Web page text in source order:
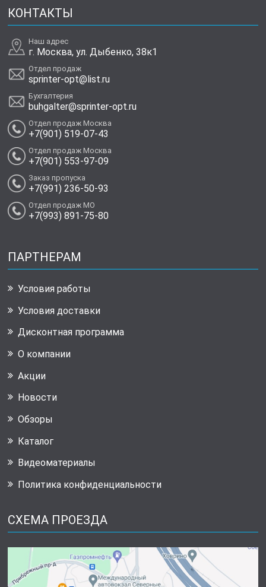
КОНТАКТЫ
Наш адрес
г. Москва, ул. Дыбенко, 38к1
Отдел продаж
sprinter-opt@list.ru
Бухгалтерия
buhgalter@sprinter-opt.ru
Отдел продаж Москва
+7(901) 519-07-43
Отдел продаж Москва
+7(901) 553-97-09
Заказ пропуска
+7(991) 236-50-93
Отдел продаж МО
+7(993) 891-75-80
ПАРТНЕРАМ
Условия работы
Условия доставки
Дисконтная программа
О компании
Акции
Новости
Обзоры
Каталог
Видеоматериалы
Политика конфиденциальности
СХЕМА ПРОЕЗДА